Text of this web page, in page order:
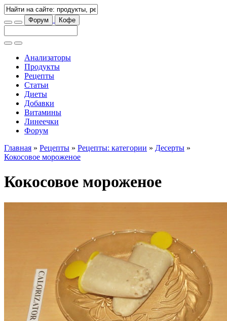
Форум Кофе
Анализаторы
Продукты
Рецепты
Статьи
Диеты
Добавки
Витамины
Линеечки
Форум
Главная » Рецепты » Рецепты: категории » Десерты »
Кокосовое мороженое
Кокосовое мороженое